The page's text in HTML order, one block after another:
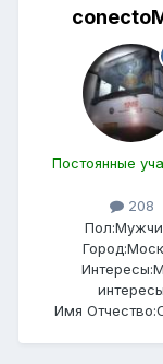
Пocтоянные
208
Пол:
Город:
Интересы:
интересы
Имя Отчество: